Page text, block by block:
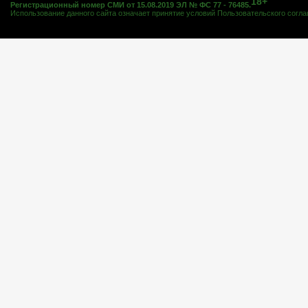
Регистрационный номер СМИ от 15.08.2019 ЭЛ № ФС 77 - 76485.
Использование данного сайта означает принятие условий Пользовательского